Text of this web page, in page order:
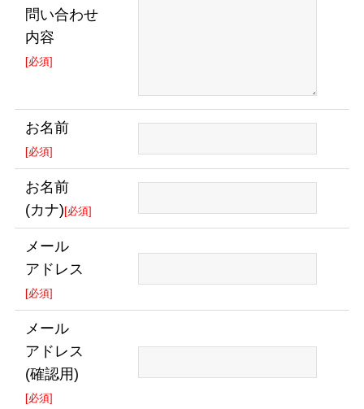
問い合わせ
内容
[必須]
お名前
[必須]
お名前
(カナ) [必須]
メール
アドレス
[必須]
メール
アドレス
(確認用)
[必須]